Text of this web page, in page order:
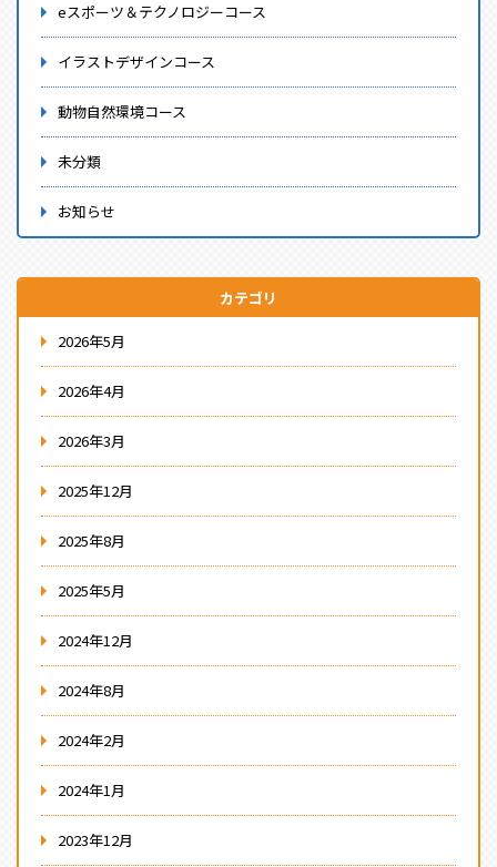
eスポーツ＆テクノロジーコース
イラストデザインコース
動物自然環境コース
未分類
お知らせ
カテゴリ
2026年5月
2026年4月
2026年3月
2025年12月
2025年8月
2025年5月
2024年12月
2024年8月
2024年2月
2024年1月
2023年12月